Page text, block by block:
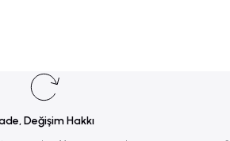
Değişim Hakkı